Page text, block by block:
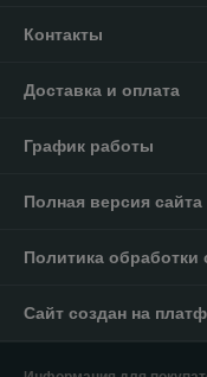
Контакты
Доставка и оплата
График работы
Полная версия сайта
Политика обработки
Сайт создан на